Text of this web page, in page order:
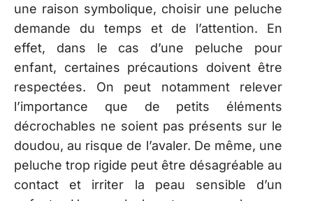
une raison symbolique, choisir une peluche
demande du temps et de l’attention. En
effet, dans le cas d’une peluche pour
enfant, certaines précautions doivent être
respectées. On peut notamment relever
l’importance que de petits éléments
décrochables ne soient pas présents sur le
doudou, au risque de l’avaler. De même, une
peluche trop rigide peut être désagréable au
contact et irriter la peau sensible d’un